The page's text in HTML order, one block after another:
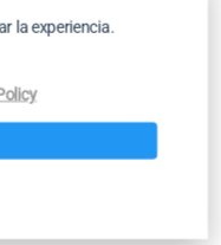
y a
la experiencia.